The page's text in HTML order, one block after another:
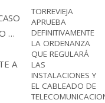
…
A
TORREVIEJA
APRUEBA
DEFINITIVAMENTE
LA ORDENANZA
QUE REGULARÁ
LAS
INSTALACIONES Y
EL CABLEADO DE